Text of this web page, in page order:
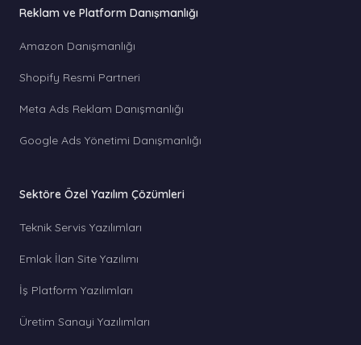
Reklam ve Platform Danışmanlığı
Amazon Danışmanlığı
Shopify Resmi Partneri
Meta Ads Reklam Danışmanlığı
Google Ads Yönetimi Danışmanlığı
Sektöre Özel Yazılım Çözümleri
Teknik Servis Yazılımları
Emlak İlan Site Yazılımı
İş Platform Yazılımları
Üretim Sanayi Yazılımları